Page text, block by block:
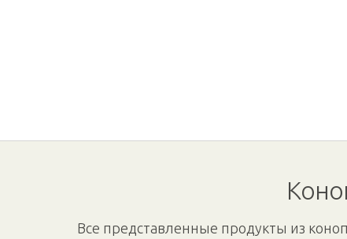
Все представленные продукты из